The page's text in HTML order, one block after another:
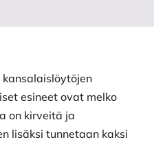
esineet ovat melko
on kirveitä ja
lisäksi tunnetaan kaksi